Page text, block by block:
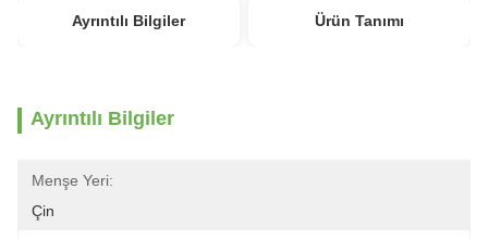
Ayrıntılı Bilgiler Ürün Tanımı
Ayrıntılı Bilgiler
Menşe Yeri:
Çin